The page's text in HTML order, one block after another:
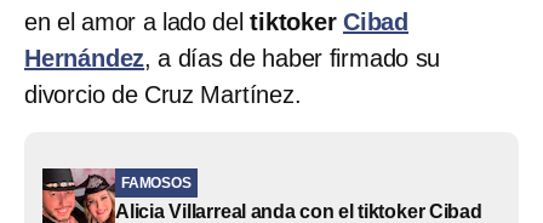
en el amor a lado deltiktokerCibad
Hernández, a días de haber firmado su
divorcio de Cruz Martínez.
FAMOSOS
Alicia Villarreal anda con el tiktoker Cibad